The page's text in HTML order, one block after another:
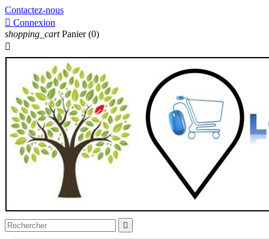
Contactez-nous
 Connexion
shopping_cart Panier (0)

